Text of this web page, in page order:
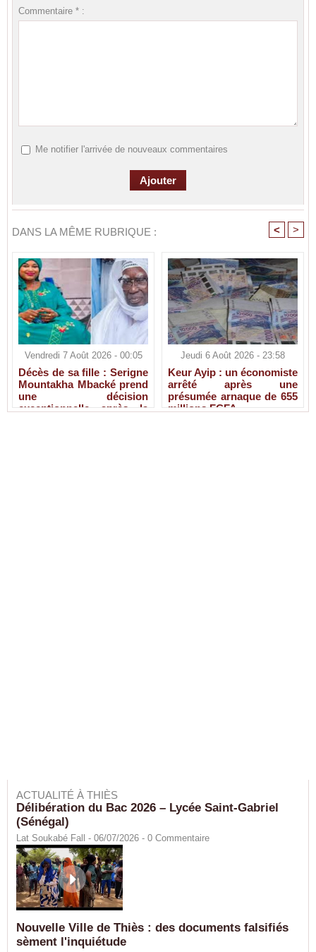
Commentaire * :
Me notifier l'arrivée de nouveaux commentaires
DANS LA MÊME RUBRIQUE : < >
Vendredi 7 Août 2026 - 00:05
Décès de sa fille : Serigne
Mountakha Mbacké prend
une décision
exceptionnelle après la
Jeudi 6 Août 2026 - 23:58
Keur Ayip : un économiste
arrêté après une
présumée arnaque de 655
millions FCFA
ACTUALITÉ À THIÈS
Délibération du Bac 2026 – Lycée Saint-Gabriel
(Sénégal)
Lat Soukabé Fall - 06/07/2026 - 0 Commentaire
Nouvelle Ville de Thiès : des documents falsifiés
sèment l'inquiétude